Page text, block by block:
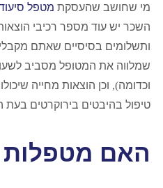
מי שחושב שהעסקת מטפל
השכר יש עוד מספר רכיבי
ותשלומים בסיסיים שאתם
שמלווה את המטופל מסביב
וכדומה), וכן הוצאות מחייה
טיפול בהיבטים בירוקרטים
האם מטפלות